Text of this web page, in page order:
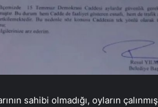
sahibi olmadığı, oyların çalınmış